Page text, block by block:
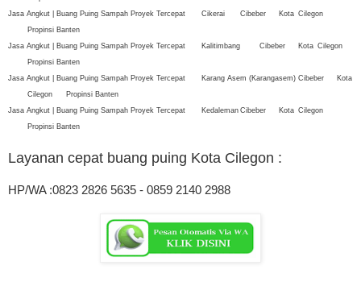
Jasa Angkut | Buang Puing Sampah Proyek Tercepat
Cikerai Cibeber Kota Cilegon
Propinsi Banten
Jasa Angkut | Buang Puing Sampah Proyek Tercepat
Kalitimbang Cibeber Kota Cilegon
Propinsi Banten
Jasa Angkut | Buang Puing Sampah Proyek Tercepat
Karang Asem (Karangasem) Cibeber
Kota
Cilegon
Propinsi Banten
Jasa Angkut | Buang Puing Sampah Proyek Tercepat
Kedaleman Cibeber Kota Cilegon
Propinsi Banten
Layanan cepat buang puing Kota Cilegon :
HP/WA :0823 2826 5635 - 0859 2140 2988